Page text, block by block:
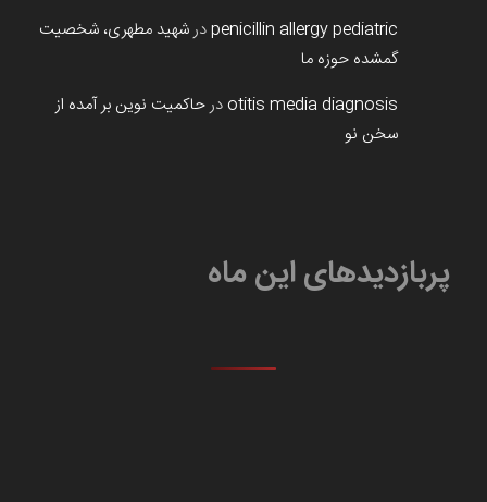
penicillin allergy pediatricدرشهید مطهری، شخصیت
گمشده حوزه ما
otitis media diagnosisدرحاکمیت نوین بر آمده از
سخن نو
پربازدیدهای این ماه